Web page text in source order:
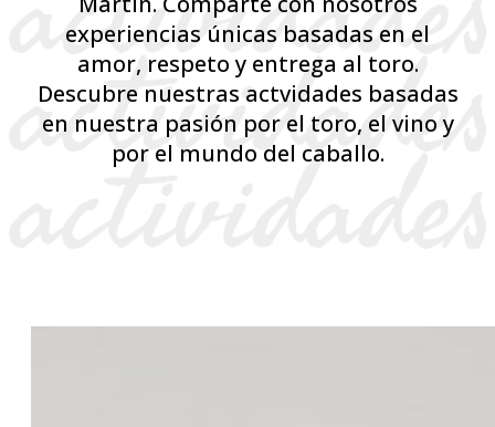
experiencias únicas basadas en el
amor, respeto y entrega al toro.
Descubre nuestras actvidades basadas
en nuestra pasión por el toro, el vino y
por el mundo del caballo.